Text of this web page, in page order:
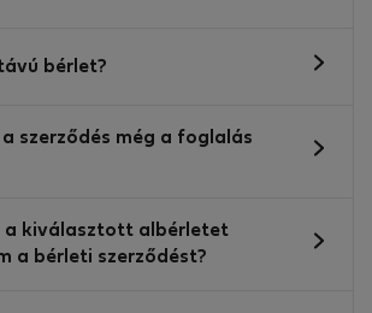
bérlet?
szerződés még a foglalás
a kiválasztott albérletet
a bérleti szerződést?